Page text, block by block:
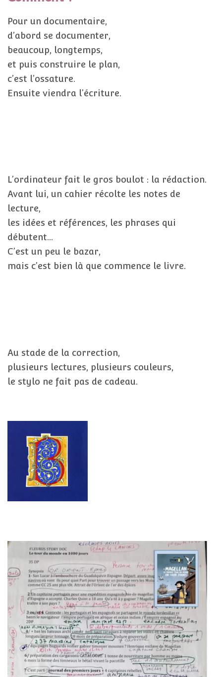
Pour un documentaire,
d’abord se documenter,
beaucoup, longtemps,
et puis construire le plan,
c’est l’ossature.
Ensuite viendra l’écriture.
L’ordinateur fait le gros boulot : la rédaction.
Avant lui, un cahier récolte les notes de
lecture,
les idées et références, les phrases qui
débutent…
C’est un peu le bazar,
mais c’est bien là que commence le livre.
Au stade de la correction,
plusieurs lectures, plusieurs couleurs,
le stylo ne fait pas de cadeau.